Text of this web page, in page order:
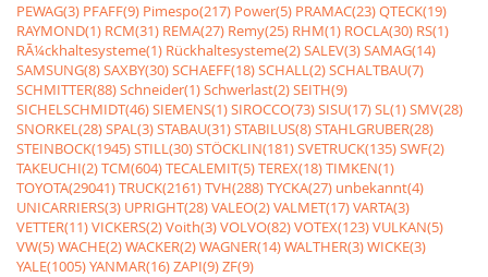
PEWAG(3) PFAFF(9) Pimespo(217) Power(5) PRAMAC(23)QTECK(19)
RAYMOND(1) RCM(31) REMA(27) Remy(25) RHM(1) ROCLA(30) RS(1)
RÃ¼ckhaltesysteme(1) Rückhaltesysteme(2)SALEV(3)SAMAG(14)
SAMSUNG(8)SAXBY(30)SCHAEFF(18)SCHALL(2)SCHALTBAU(7)
SCHMITTER(88)Schneider(1)Schwerlast(2)SEITH(9)
SICHELSCHMIDT(46)SIEMENS(1)SIROCCO(73)SISU(17)SL(1)SMV(28)
SNORKEL(28)SPAL(3)STABAU(31)STABILUS(8)STAHLGRUBER(28)
STEINBOCK(1945)STILL(30)STÖCKLIN(181)SVETRUCK(135)SWF(2)
TAKEUCHI(2)TCM(604)TECALEMIT(5)TEREX(18)TIMKEN(1)
TOYOTA(29041)TRUCK(2161)TVH(288)TYCKA(27) unbekannt(4)
UNICARRIERS(3) UPRIGHT(28)VALEO(2)VALMET(17)VARTA(3)
VETTER(11)VICKERS(2)Voith(3)VOLVO(82)VOTEX(123)VULKAN(5)
VW(5)WACHE(2)WACKER(2)WAGNER(14)WALTHER(3)WICKE(3)
YALE(1005)YANMAR(16)ZAPI(9)ZF(9)